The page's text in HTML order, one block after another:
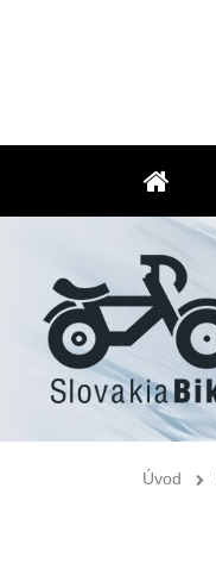
ÚVOD
Úvod